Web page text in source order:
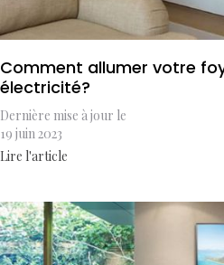
Comment allumer votre
électricité?
Dernière mise à jour le
19 juin 2023
Lire l'article